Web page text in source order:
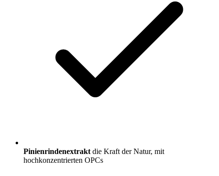
Pinienrindenextrakt die Kraft der Natur, mit
hochkonzentrierten OPCs